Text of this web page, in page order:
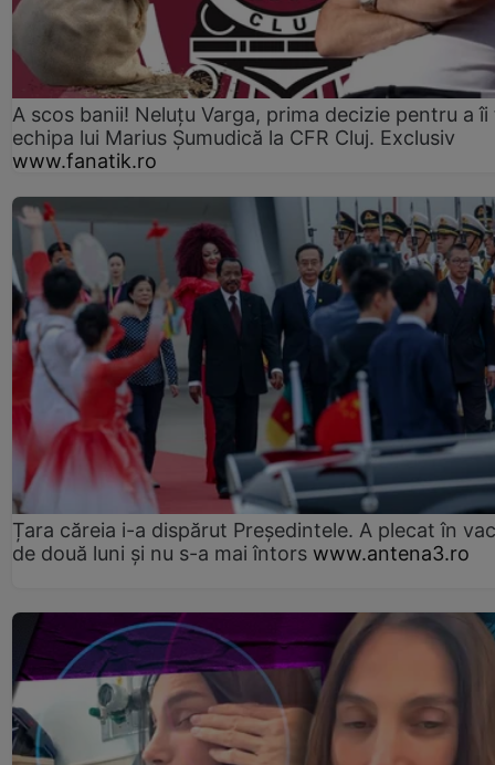
A scos banii! Neluțu Varga, prima decizie pentru a îi
echipa lui Marius Șumudică la CFR Cluj. Exclusiv
www.fanatik.ro
Țara căreia i-a dispărut Președintele. A plecat în
de două luni și nu s-a mai întors www.antena3.ro